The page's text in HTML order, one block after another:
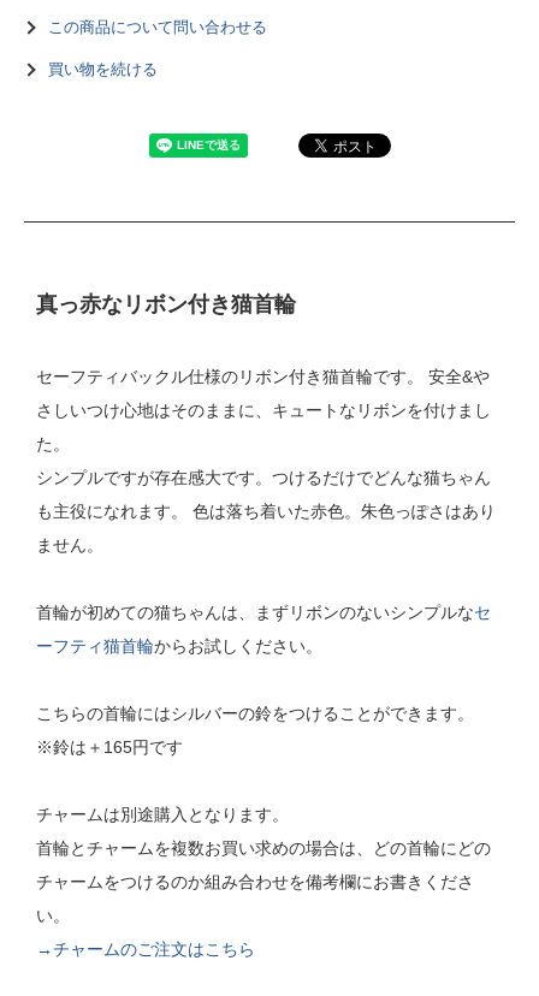
この商品について問い合わせる
買い物を続ける
真っ赤なリボン付き猫首輪
セーフティバックル仕様のリボン付き猫首輪です。 安全&や
さしいつけ心地はそのままに、キュートなリボンを付けまし
た。
シンプルですが存在感大です。つけるだけでどんな猫ちゃん
も主役になれます。 色は落ち着いた赤色。朱色っぽさはあり
ません。
首輪が初めての猫ちゃんは、まずリボンのないシンプルなセ
ーフティ猫首輪からお試しください。
こちらの首輪にはシルバーの鈴をつけることができます。
※鈴は＋165円です
チャームは別途購入となります。
首輪とチャームを複数お買い求めの場合は、どの首輪にどの
チャームをつけるのか組み合わせを備考欄にお書きくださ
い。
→チャームのご注文はこちら